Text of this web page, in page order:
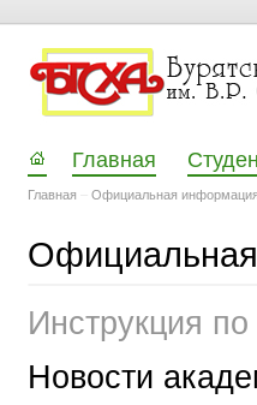
Главная
Главная Официальная информация
Инструкция
Новости